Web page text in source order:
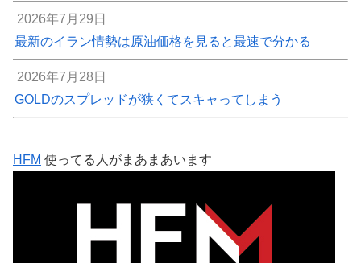
2026年7月29日
最新のイラン情勢は原油価格を見ると最速で分かる
2026年7月28日
GOLDのスプレッドが狭くてスキャってしまう
HFM 使ってる人がまあまあいます